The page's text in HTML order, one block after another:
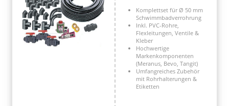
Komplettset für Ø 50 mm
Schwimmbadverrohrung
Inkl. PVC-Rohre,
Flexleitungen, Ventile &
Kleber
Hochwertige
Markenkomponenten
(Meranus, Bevo, Tangit)
Umfangreiches Zubehör
mit Rohrhalterungen &
Etiketten